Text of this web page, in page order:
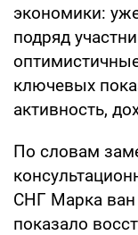
экономики:
подряд
ключевых
активность,
По словам
СНГ Марка ван
показало